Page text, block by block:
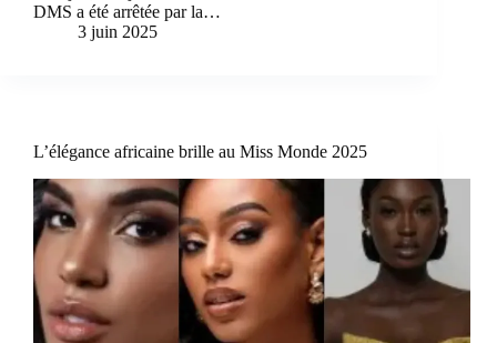
DMS a été arrêtée par la…
3 juin 2025
L’élégance africaine brille au Miss Monde 2025